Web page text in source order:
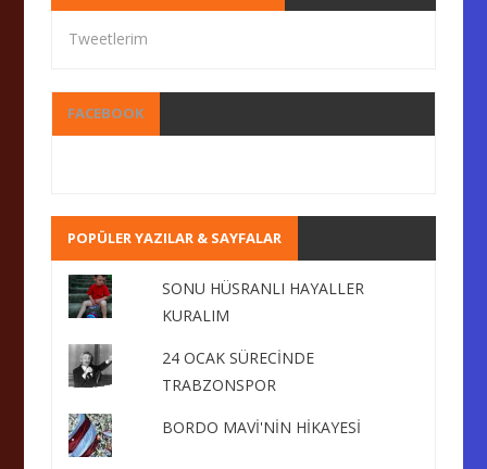
Tweetlerim
FACEBOOK
POPÜLER YAZILAR & SAYFALAR
SONU HÜSRANLI HAYALLER
KURALIM
24 OCAK SÜRECİNDE
TRABZONSPOR
BORDO MAVİ'NİN HİKAYESİ